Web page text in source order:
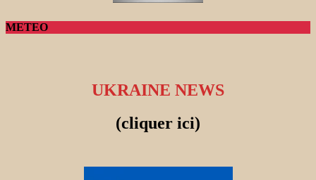
METEO
UKRAINE NEWS
(cliquer ici)